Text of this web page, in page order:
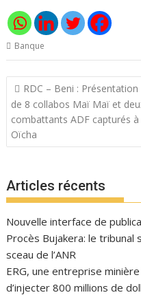
Banque
Navigation
de
l’article
RDC – Beni : Présentation
de 8 collabos Maï Maï et
combattants ADF capturés à
Oïcha
Articles récents
Nouvelle interface de
Procès Bujakera: le tribunal
sceau de l’ANR
ERG, une entreprise
d’injecter 800 millions de